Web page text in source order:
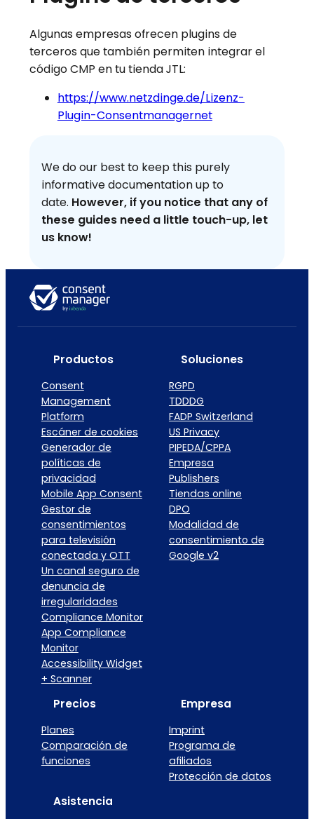
Algunas empresas ofrecen plugins de
terceros que también permiten integrar el
código CMP en tu tienda JTL:
https://www.netzdinge.de/Lizenz-
Plugin-Consentmanagernet
We do our best to keep this purely
informative documentation up to
date. However, if you notice that any of
these guides need a little touch-up, let
us know!
Productos
Consent
Management
Platform
Escáner de cookies
Generador de
políticas de
privacidad
Mobile App Consent
Gestor de
consentimientos
para televisión
conectada y OTT
Un canal seguro de
denuncia de
irregularidades
Compliance Monitor
App Compliance
Monitor
Accessibility Widget
+ Scanner
Soluciones
RGPD
TDDDG
FADP Switzerland
US Privacy
PIPEDA/CPPA
Empresa
Publishers
Tiendas online
DPO
Modalidad de
consentimiento de
Google v2
Precios
Planes
Comparación de
funciones
Empresa
Imprint
Programa de
afiliados
Protección de datos
Asistencia